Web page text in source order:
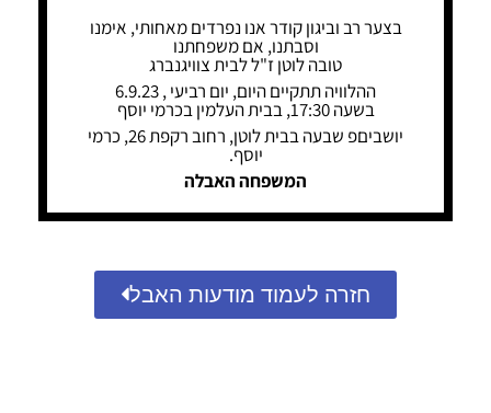
בצער רב וביגון קודר אנו נפרדים מאחותי, אימנו
וסבתנו, אם משפחתנו
טובה לוטן ז"ל לבית צוויגנברג
ההלוויה תתקיים היום, יום רביעי , 6.9.23
בשעה 17:30, בבית העלמין בכרמי יוסף
יושביםפ שבעה בבית לוטן, רחוב רקפת 26, כרמי
יוסף.
המשפחה האבלה
חזרה לעמוד מודעות האבל